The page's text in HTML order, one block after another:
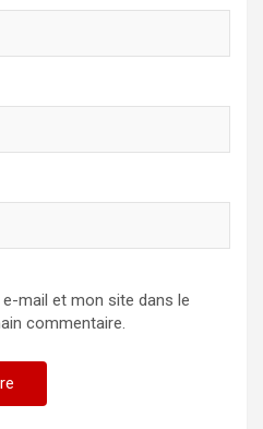
mail et mon site dans le
commentaire.